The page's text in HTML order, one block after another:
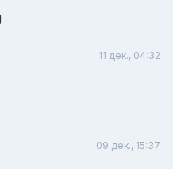
11 дек., 04:32
09 дек., 15:37